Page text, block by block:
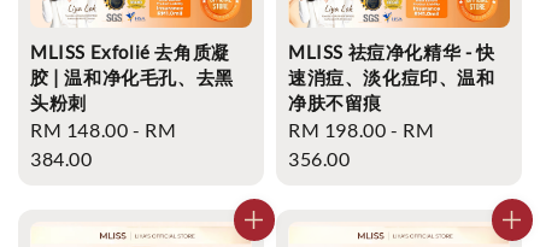
MLISS Exfolié 去角质凝
胶 | 温和净化毛孔、去黑
头粉刺
Regular
price
RM 148.00 - RM
384.00
MLISS 祛痘净化精华 - 快
速消痘、淡化痘印、温和
净肤不留痕
Regular
price
RM 198.00 - RM
356.00